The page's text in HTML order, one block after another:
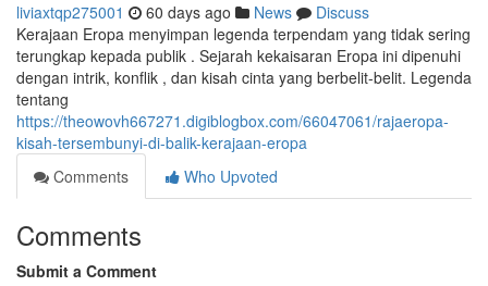
liviaxtqp275001 60 days ago News
Discuss
Kerajaan Eropa menyimpan legenda terpendam yang tidak sering
terungkap kepada publik . Sejarah kekaisaran Eropa ini dipenuhi
dengan intrik, konflik , dan kisah cinta yang berbelit-belit. Legenda
tentang
https://theowovh667271.digiblogbox.com/66047061/rajaeropa-
kisah-tersembunyi-di-balik-kerajaan-eropa
Comments
Who Upvoted
Comments
Submit a Comment